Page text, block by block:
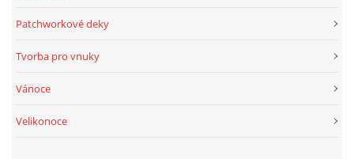
Patchworkové deky
Tvorba pro vnuky
Vánoce
Velikonoce